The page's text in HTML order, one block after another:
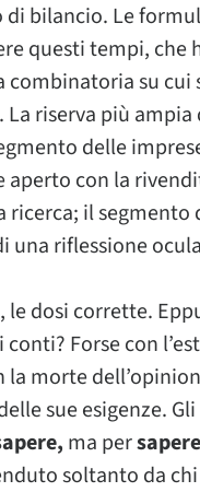
bilancio. Le
questi tempi,
su cui
riserva più
delle
aperto con la
il segmento
una riflessione
le dosi corrette.
conti? Forse con
morte
sue esigenze.
ma per
soltanto da